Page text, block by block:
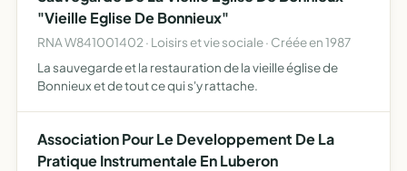
"Vieille Eglise De Bonnieux"
RNA W841001402 · Loisirs et vie sociale · Créée en 1987
La sauvegarde et la restauration de la vieille église de
Bonnieux et de tout ce qui s'y rattache.
Association Pour Le Developpement De La
Pratique Instrumentale En Luberon